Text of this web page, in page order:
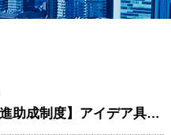
【イノベーション拠点立地促進助成制度】アイデア具現化ファクトリー『Garage Minato』(成光精密㈱)が4月にオープンします！